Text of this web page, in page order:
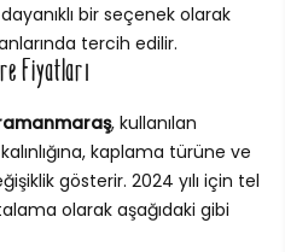
bir seçenek olarak
tercih edilir.
Fiyatları
, kullanılan
kaplama türüne ve
gösterir. 2024 yılı için tel
olarak aşağıdaki gibi